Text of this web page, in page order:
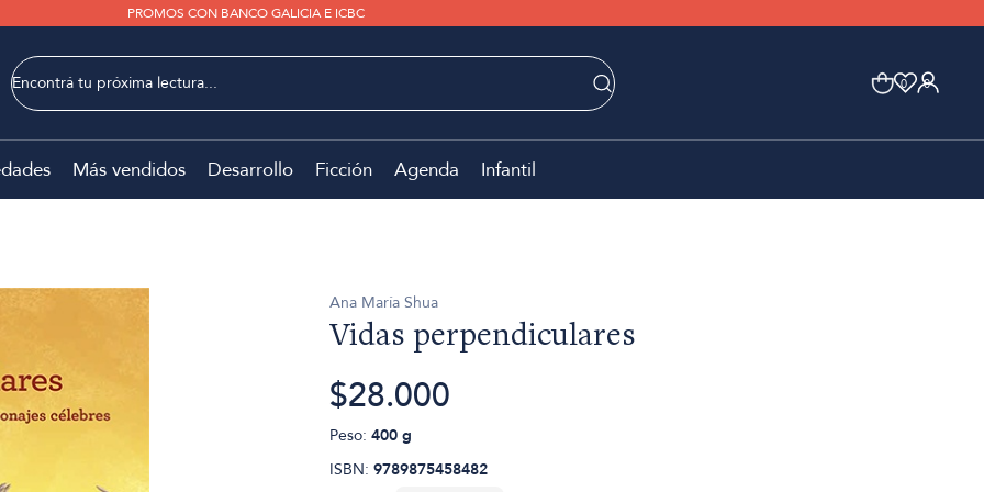
PROMOS CON BANCO GALICIA E ICBC
0 0
Más vendidos Desarrollo Ficción Agenda Infantil
Ana María Shua
Vidas perpendiculares
$28.000
Peso: 400 g
ISBN: 9789875458482